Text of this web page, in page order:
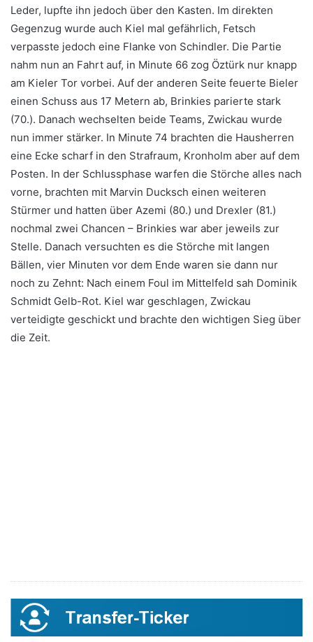
Leder, lupfte ihn jedoch über den Kasten. Im direkten
Gegenzug wurde auch Kiel mal gefährlich, Fetsch
verpasste jedoch eine Flanke von Schindler. Die Partie
nahm nun an Fahrt auf, in Minute 66 zog Öztürk nur knapp
am Kieler Tor vorbei. Auf der anderen Seite feuerte Bieler
einen Schuss aus 17 Metern ab, Brinkies parierte stark
(70.). Danach wechselten beide Teams, Zwickau wurde
nun immer stärker. In Minute 74 brachten die Hausherren
eine Ecke scharf in den Strafraum, Kronholm aber auf dem
Posten. In der Schlussphase warfen die Störche alles nach
vorne, brachten mit Marvin Ducksch einen weiteren
Stürmer und hatten über Azemi (80.) und Drexler (81.)
nochmal zwei Chancen – Brinkies war aber jeweils zur
Stelle. Danach versuchten es die Störche mit langen
Bällen, vier Minuten vor dem Ende waren sie dann nur
noch zu Zehnt: Nach einem Foul im Mittelfeld sah Dominik
Schmidt Gelb-Rot. Kiel war geschlagen, Zwickau
verteidigte geschickt und brachte den wichtigen Sieg über
die Zeit.